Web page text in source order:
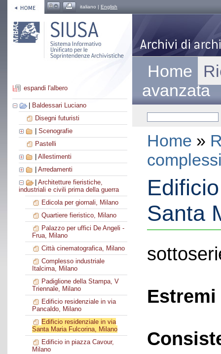
italiano | English
espandi l'albero
Baldessari Luciano
Disegni futuristi
Scenografie
Pastelli
Allestimenti
Arredamenti
Architetture fieristiche,
industriali e civili prima della guerra
Edicola per giornali, Milano
Quartiere fieristico, Milano
Palazzo per uffici De Angeli -
Frua, Milano
Città cinematografica, Milano
Complesso industriale
Italcima, Milano
Padiglione della Stampa, V
Triennale, Milano
Edificio residenziale in via
Pancaldo, Milano
Edificio residenziale in via
Santa Maria Fulcorina, Milano
Edificio in piazza Cavour,
Milano
Home
avanzata
Home »
Santa